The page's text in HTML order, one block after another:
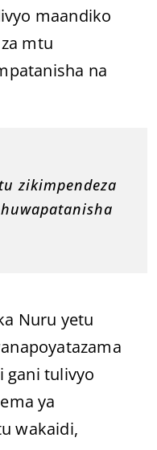
maandiko
mtu
na
zikimpendeza
Nuru yetu
gani tulivyo
ya
wakaidi,